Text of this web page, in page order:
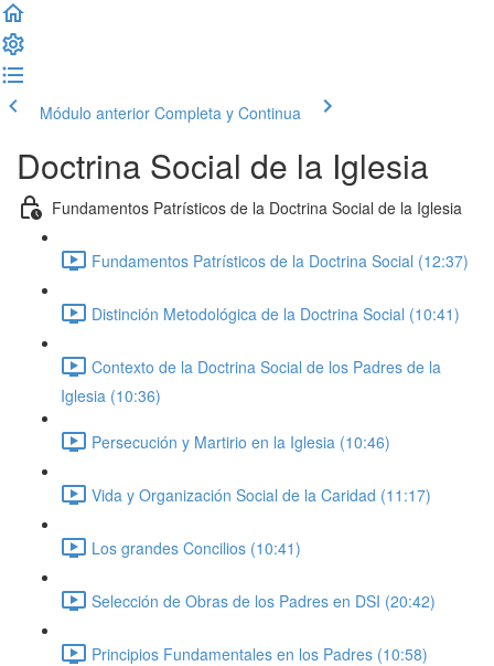
Módulo anterior Completa y Continua
Doctrina Social de la Iglesia
Fundamentos Patrísticos de la Doctrina Social de la Iglesia
Fundamentos Patrísticos de la Doctrina Social (12:37)
Distinción Metodológica de la Doctrina Social (10:41)
Contexto de la Doctrina Social de los Padres de la
Iglesia (10:36)
Persecución y Martirio en la Iglesia (10:46)
Vida y Organización Social de la Caridad (11:17)
Los grandes Concilios (10:41)
Selección de Obras de los Padres en DSI (20:42)
Principios Fundamentales en los Padres (10:58)